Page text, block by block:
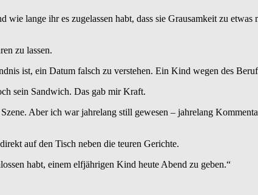
lange ihr es zugelassen habt, dass sie Grausamkeit zu etwas
zu lassen.
ist, ein Datum falsch zu verstehen. Ein Kind wegen des
sein Sandwich. Das gab mir Kraft.
Aber ich war jahrelang still gewesen – jahrelang
auf den Tisch neben die teuren Gerichte.
habt, einem elfjährigen Kind heute Abend zu geben.“